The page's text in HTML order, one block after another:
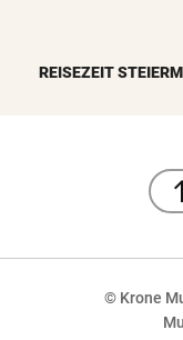
REISEZEIT
© Krone